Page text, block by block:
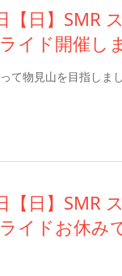
【日】SMR
イド開催し
て物見山を目指しま
【日】SMR
イドお休み